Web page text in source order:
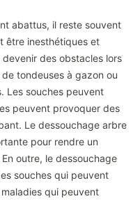
abattus, il reste souvent
être inesthétiques et
des obstacles lors
tondeuses à gazon ou
Les souches peuvent
peuvent provoquer des
Le dessouchage arbre
pour rendre un
outre, le dessouchage
souches qui peuvent
qui peuvent